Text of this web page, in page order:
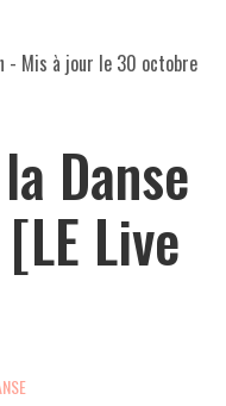
- Mis à jour le 30 octobre
Danse
Live